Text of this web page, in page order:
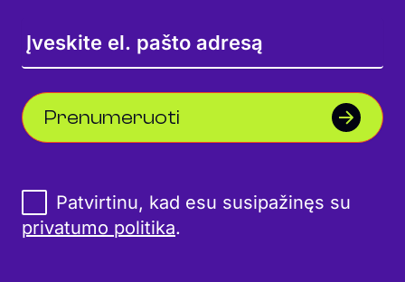
Prenumeruoti
Patvirtinu, kad esu susipažinęs su
privatumo politika.